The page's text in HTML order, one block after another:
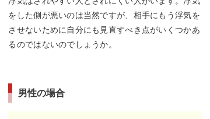
をした側が悪いのは当然ですが、相手にもう浮気を
させないために自分にも見直すべき点がいくつかあ
るのではないのでしょうか。
男性の場合